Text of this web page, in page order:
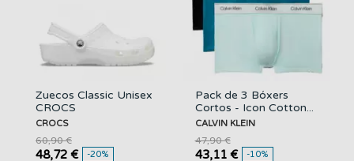
Zuecos Classic Unisex
CROCS
CROCS
48,72 €
60,90 €
-20%
Pack de 3 Bóxers
Cortos - Icon Cotton...
CALVIN KLEIN
43,11 €
47,90 €
-10%